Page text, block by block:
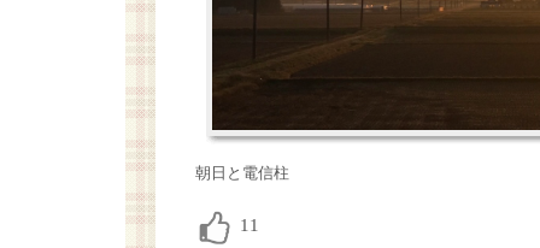
朝日と電信柱